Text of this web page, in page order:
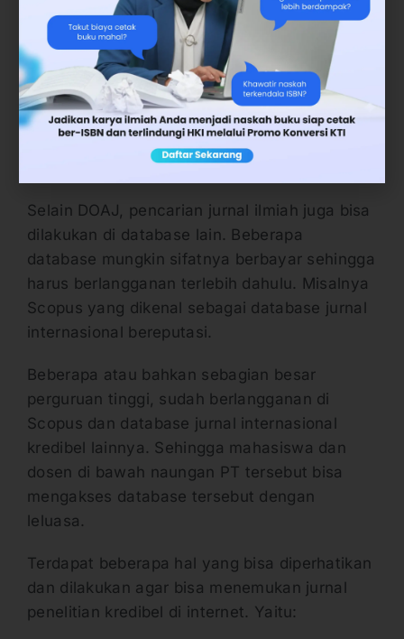
masih belum jelas.
Jika memperhatikan contoh di atas, maka
akan mendapatkan gambaran sedikit
mengenai tata cara mencari jurnal penelitian
di internet. Yakni melalui website DOAJ yang
merupakan salah satu database jurnal
Selain DOAJ, pencarian jurnal ilmiah juga bisa
dilakukan di database lain. Beberapa
database mungkin sifatnya berbayar sehingga
harus berlangganan terlebih dahulu. Misalnya
Scopus yang dikenal sebagai database jurnal
internasional bereputasi.
Beberapa atau bahkan sebagian besar
perguruan tinggi, sudah berlangganan di
Scopus dan database jurnal internasional
kredibel lainnya. Sehingga mahasiswa dan
dosen di bawah naungan PT tersebut bisa
mengakses database tersebut dengan
leluasa.
Terdapat beberapa hal yang bisa diperhatikan
dan dilakukan agar bisa menemukan jurnal
penelitian kredibel di internet. Yaitu: